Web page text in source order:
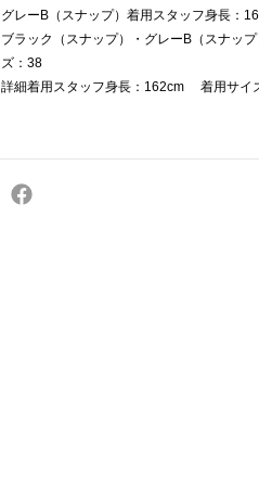
グレーB（スナップ）着用スタッフ身長：
ブラック（スナップ）・グレーB（スナッ
ズ：38
詳細着用スタッフ身長：162cm 着用サイ